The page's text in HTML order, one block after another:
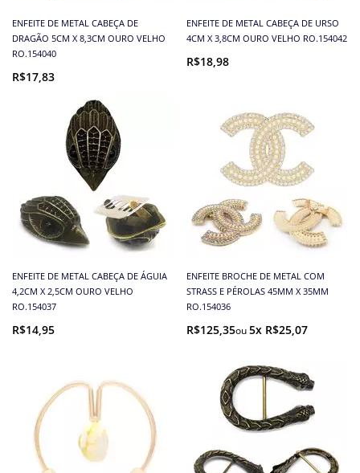
ENFEITE DE METAL CABEÇA DE
DRAGÃO 5CM X 8,3CM OURO VELHO
RO.154040
R$17,83
ENFEITE DE METAL CABEÇA DE URSO
4CM X 3,8CM OURO VELHO RO.154042
R$18,98
ENFEITE DE METAL CABEÇA DE ÁGUIA
4,2CM X 2,5CM OURO VELHO
RO.154037
R$14,95
ENFEITE BROCHE DE METAL COM
STRASS E PÉROLAS 45MM X 35MM
RO.154036
R$125,35 5x R$25,07